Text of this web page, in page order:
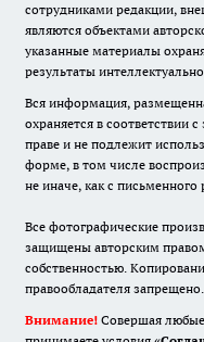
сотрудниками редакции,
являются объектами
указанные материалы
результаты
Вся информация,
охраняется в соответствии
праве и не подлежит
форме, в том числе
не иначе, как с
Все фотографические
защищены авторским
собственностью.
правообладателя запрещено.
Внимание! Совершая любые